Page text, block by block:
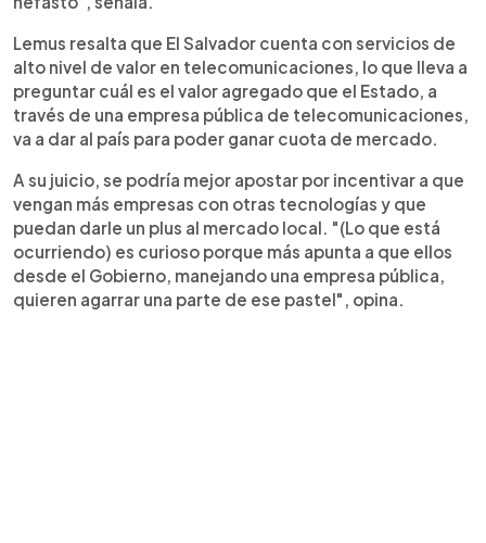
Lemus resalta que El Salvador cuenta con servicios de
alto nivel de valor en telecomunicaciones, lo que lleva a
preguntar cuál es el valor agregado que el Estado, a
través de una empresa pública de telecomunicaciones,
va a dar al país para poder ganar cuota de mercado.
A su juicio, se podría mejor apostar por incentivar a que
vengan más empresas con otras tecnologías y que
puedan darle un plus al mercado local. "(Lo que está
ocurriendo) es curioso porque más apunta a que ellos
desde el Gobierno, manejando una empresa pública,
quieren agarrar una parte de ese pastel", opina.